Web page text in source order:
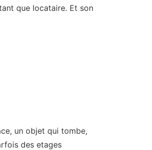
que locataire. Et son
un objet qui tombe,
des etages